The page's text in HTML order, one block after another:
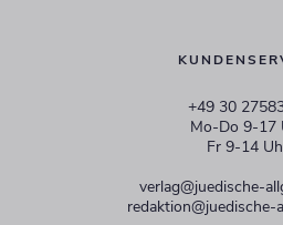
+49 30
Mo-Do 9-17
Fr 9-14
verlag@juedische-
redaktion@juedische-